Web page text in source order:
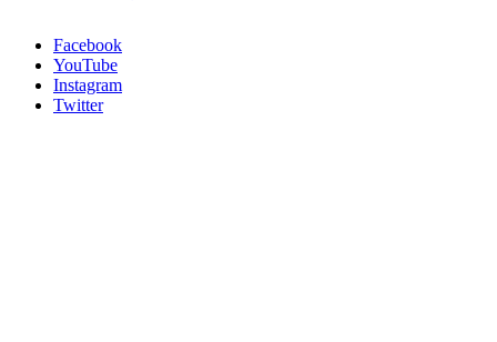
Facebook
YouTube
Instagram
Twitter